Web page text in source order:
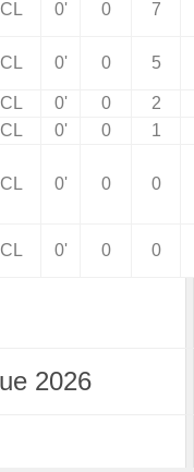
0' 0 7
0' 0 5
0' 0
2
0' 0
1
0' 0 0
0' 0 0
2026